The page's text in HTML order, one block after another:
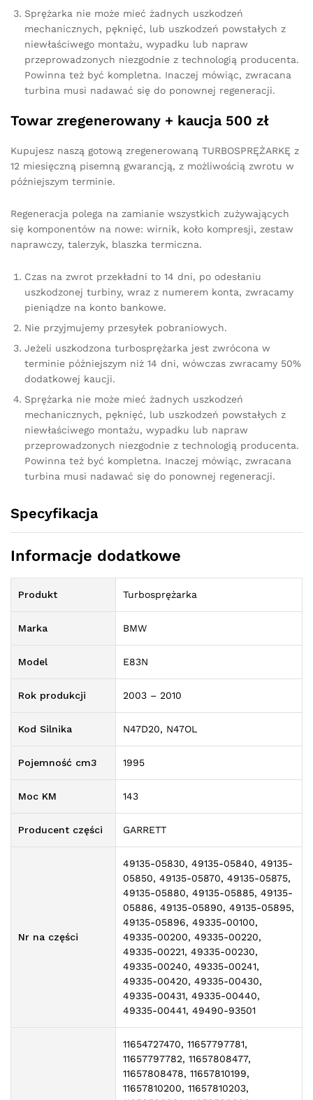
Sprężarka nie może mieć żadnych uszkodzeń
mechanicznych, pęknięć, lub uszkodzeń powstałych z
niewłaściwego montażu, wypadku lub napraw
przeprowadzonych niezgodnie z technologią producenta.
Powinna też być kompletna. Inaczej mówiąc, zwracana
turbina musi nadawać się do ponownej regeneracji.
Towar zregenerowany + kaucja 500 zł
Kupujesz naszą gotową zregenerowaną TURBOSPRĘŻARKĘ z
12 miesięczną pisemną gwarancją, z możliwością zwrotu w
późniejszym terminie.
Regeneracja polega na zamianie wszystkich zużywających
się komponentów na nowe: wirnik, koło kompresji, zestaw
naprawczy, talerzyk, blaszka termiczna.
Czas na zwrot przekładni to 14 dni, po odesłaniu
uszkodzonej turbiny, wraz z numerem konta, zwracamy
pieniądze na konto bankowe.
Nie przyjmujemy przesyłek pobraniowych.
Jeżeli uszkodzona turbosprężarka jest zwrócona w
terminie późniejszym niż 14 dni, wówczas zwracamy 50%
dodatkowej kaucji.
Sprężarka nie może mieć żadnych uszkodzeń
mechanicznych, pęknięć, lub uszkodzeń powstałych z
niewłaściwego montażu, wypadku lub napraw
przeprowadzonych niezgodnie z technologią producenta.
Powinna też być kompletna. Inaczej mówiąc, zwracana
turbina musi nadawać się do ponownej regeneracji.
Specyfikacja
Informacje dodatkowe
Produkt Turbosprężarka
Marka BMW
Model E83N
Rok produkcji 2003 – 2010
Kod Silnika N47D20, N47OL
Pojemność cm3 1995
Moc KM 143
Producent części GARRETT
Nr na części
49135-05830, 49135-05840, 49135-
05850, 49135-05870, 49135-05875,
49135-05880, 49135-05885, 49135-
05886, 49135-05890, 49135-05895,
49135-05896, 49335-00100,
49335-00200, 49335-00220,
49335-00221, 49335-00230,
49335-00240, 49335-00241,
49335-00420, 49335-00430,
49335-00431, 49335-00440,
49335-00441, 49490-93501
11654727470, 11657797781,
11657797782, 11657808477,
11657808478, 11657810199,
11657810200, 11657810203,